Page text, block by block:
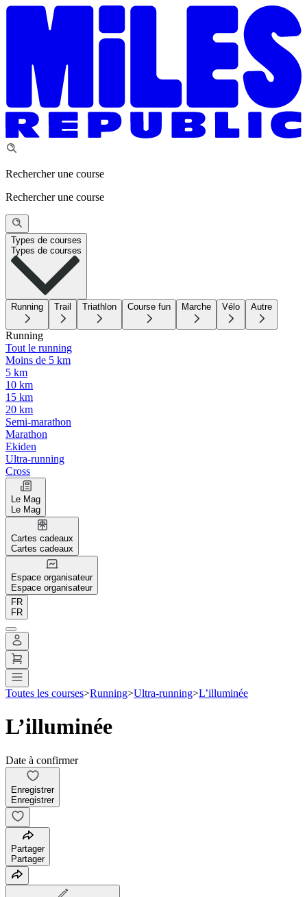
Rechercher une course
Rechercher une course
Types de courses
Types de courses
Running Trail Triathlon Course fun Marche Vélo Autre
Running
Tout le running
Moins de 5 km
5 km
10 km
15 km
20 km
Semi-marathon
Marathon
Ekiden
Ultra-running
Cross
Le Mag
Le Mag
Cartes cadeaux
Cartes cadeaux
Espace organisateur
Espace organisateur
FR
FR
Toutes les courses>Running>Ultra-running>L’illuminée
L’illuminée
Date à confirmer
Enregistrer
Enregistrer
Partager
Partager